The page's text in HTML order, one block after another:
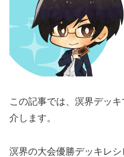
この記事では、溟界デッ
介します。
溟界の大会優勝デッキレ